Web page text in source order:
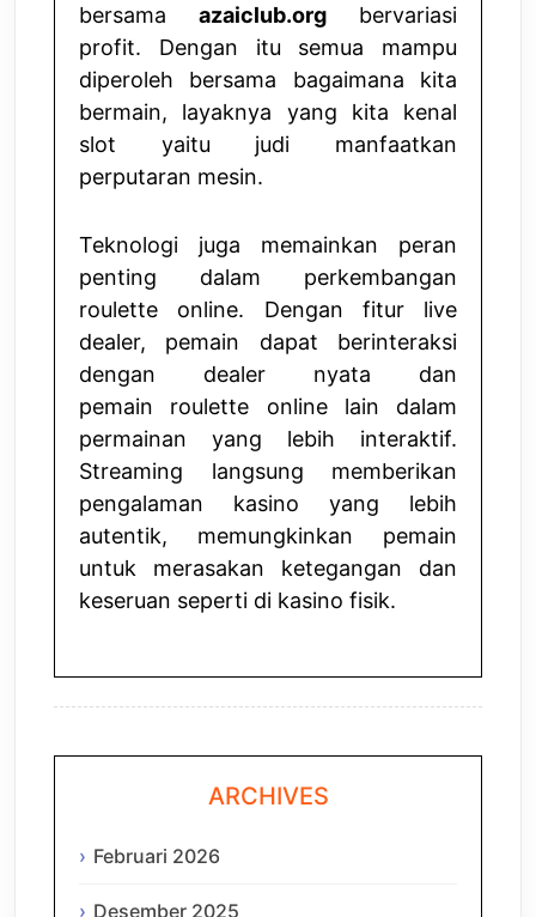
bersama azaiclub.org bervariasi
profit. Dengan itu semua mampu
diperoleh bersama bagaimana kita
bermain, layaknya yang kita kenal
slot yaitu judi manfaatkan
perputaran mesin.
Teknologi juga memainkan peran
penting dalam perkembangan
roulette online. Dengan fitur live
dealer, pemain dapat berinteraksi
dengan dealer nyata dan
pemain roulette onlinelain dalam
permainan yang lebih interaktif.
Streaming langsung memberikan
pengalaman kasino yang lebih
autentik, memungkinkan pemain
untuk merasakan ketegangan dan
keseruan seperti di kasino fisik.
ARCHIVES
Februari 2026
Desember 2025